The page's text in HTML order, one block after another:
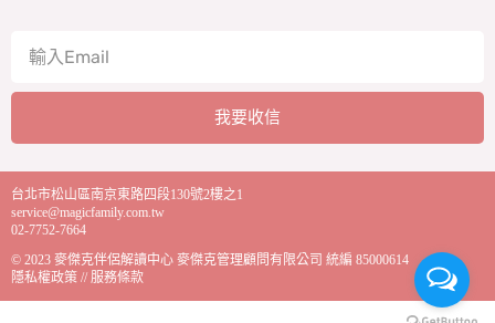
我要收信
l
t
e
n
a
© 2023 麥傑克伴侶解讀中心 麥傑克管理顧問有限公司 統編 85000614
隱私權政策 // 服務條款
台北市松山區南京東路四段130號2樓之1
service@magicfamily.com.tw
02-7752-7664